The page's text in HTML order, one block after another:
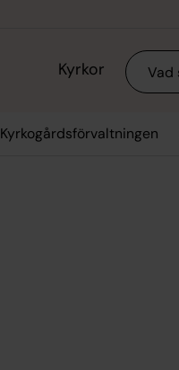
Kyrkor Sök
Kyrkogårdsförvaltningen